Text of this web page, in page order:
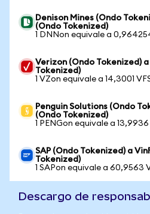
Denison Mines (Ondo
(Ondo Tokenized)
1 DNNon equivale a
Verizon (Ondo Tokenized)
Tokenized)
1 VZon equivale a 14,3001
Penguin Solutions (Ondo
(Ondo Tokenized)
1 PENGon equivale a 13,9936
SAP (Ondo Tokenized) a
Tokenized)
1 SAPon equivale a 60,9563
Descargo de